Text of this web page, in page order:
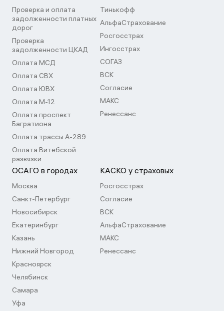
Проверка и оплата
задолженности платных
дорог
Проверка
задолженности ЦКАД
Оплата МСД
Оплата СВХ
Оплата ЮВХ
Оплата М-12
Оплата проспект
Багратиона
Оплата трассы А-289
Оплата Витебской
развязки
Тинькофф
АльфаСтрахование
Росгосстрах
Ингосстрах
СОГАЗ
ВСК
Согласие
МАКС
Ренессанс
ОСАГО в городах
Москва
Санкт-Петербург
Новосибирск
Екатеринбург
Казань
Нижний Новгород
Красноярск
Челябинск
Самара
Уфа
КАСКО у страховых
Росгосстрах
Согласие
ВСК
АльфаСтрахование
МАКС
Ренессанс